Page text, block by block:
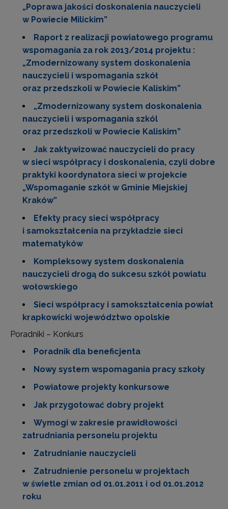
„Poprawa jakości doskonalenia nauczycieli
w Powiecie Milickim”
Raport z realizacji powiatowego programu
wspomagania za rok 2013/2014 projektu :
„Zmodernizowany system doskonalenia
nauczycieli i wspomagania szkół
oraz przedszkoli w Powiecie Kaliskim”
„Zmodernizowany system doskonalenia
nauczycieli i wspomagania szkól
oraz przedszkoli w Powiecie Kaliskim”
Jak zaktywizować nauczycieli do pracy
w sieci współpracy i doskonalenia, czyli dobre
praktyki koordynatora sieci w projekcie
„Wspomaganie szkół w Gminie Miejskiej
Kraków”
Efekty pracy sieci współpracy
i samokształcenia na przykładzie sieci
matematyków
Kompleksowy system doskonalenia
nauczycieli drogą do sukcesu szkół powiatu
wołowskiego
Sieci współpracy i samokształcenia powiat
krapkowicki województwo opolskie
Poradniki – Konkurs
Poradnik dla beneficjenta
Nowy system wspomagania pracy szkoły
Powiatowe projekty konkursowe
Jak przygotować dobry projekt
Wymogi w zakresie prawidłowości
zatrudniania personelu projektu
Zatrudnianie nauczycieli
Zatrudnienie personelu w projektach
w świetle zmian od 01.01.2011 i od 01.01.2012
roku